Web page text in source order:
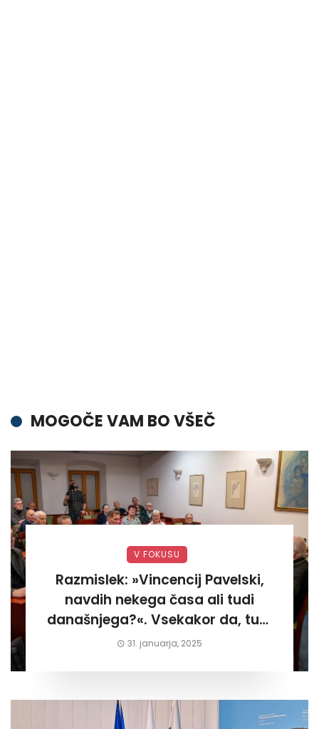
MOGOČE VAM BO VŠEČ
V FOKUSU
Razmislek: »Vincencij Pavelski,
navdih nekega časa ali tudi
današnjega?«. Vsekakor da, tudi
današnjega«
31. januarja, 2025